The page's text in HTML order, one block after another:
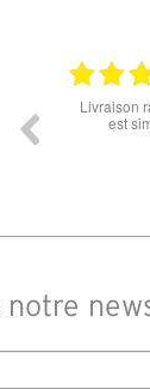
06.07.2026
lunettes pour
notre